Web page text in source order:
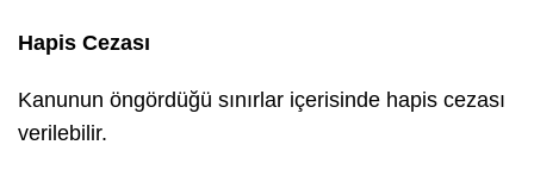
Hapis Cezası
Kanunun öngördüğü sınırlar içerisinde hapis cezası
verilebilir.